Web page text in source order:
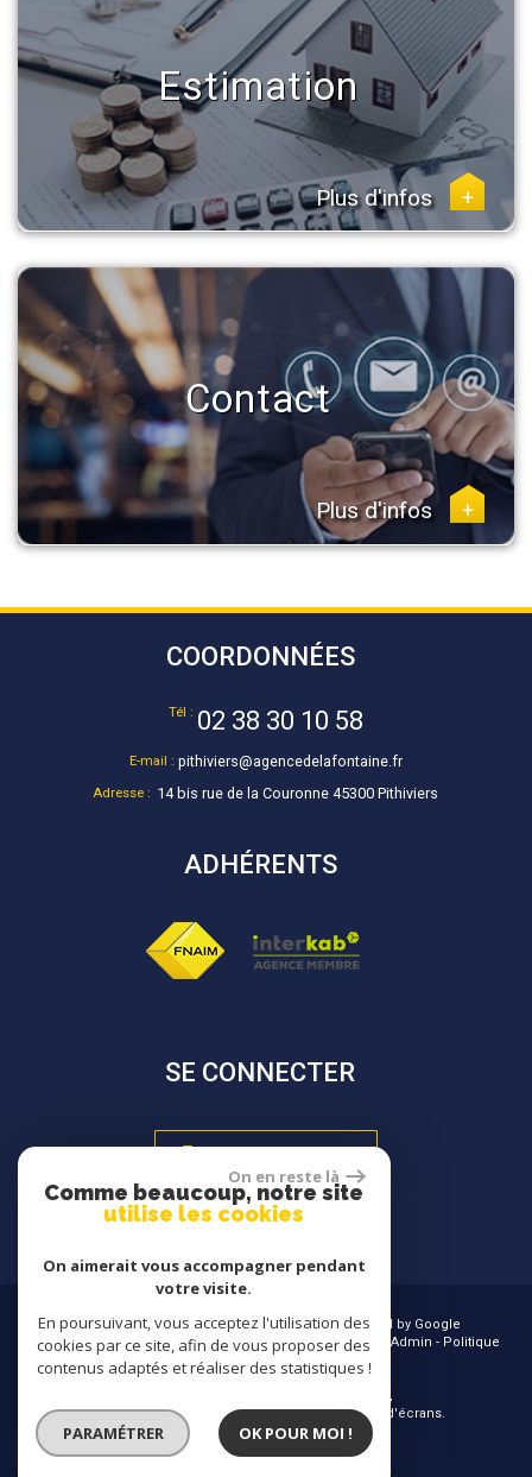
Estimation
Plus d'infos +
Contact
Plus d'infos +
COORDONNÉES
Tél : 02 38 30 10 58
E-mail : pithiviers@agencedelafontaine.fr
Adresse : 14 bis rue de la Couronne 45300 Pithiviers
ADHÉRENTS
SE CONNECTER
© 2026 | Tous droits réservés | Traduction powered by Google
Plan du site-Mentions légales-Nos honoraires-Liens Admin - Politique
RGPD
Site internet compatible multi-supports,
un seul site adaptable à tous les types d'écrans.
On en reste là
Comme beaucoup, notre site
utilise les cookies
On aimerait vous accompagner pendant
votre visite.
En poursuivant, vous acceptez l'utilisation des
cookies par ce site, afin de vous proposer des
contenus adaptés et réaliser des statistiques !
PARAMÉTRER OK POUR MOI !